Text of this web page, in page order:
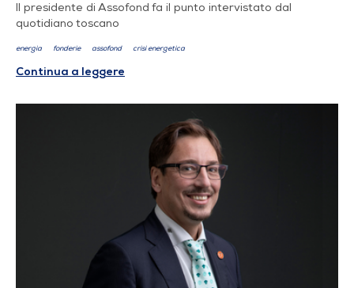
Il presidente di Assofond fa il punto intervistato dal
quotidiano toscano
energia fonderie assofond crisi energetica
Continua a leggere